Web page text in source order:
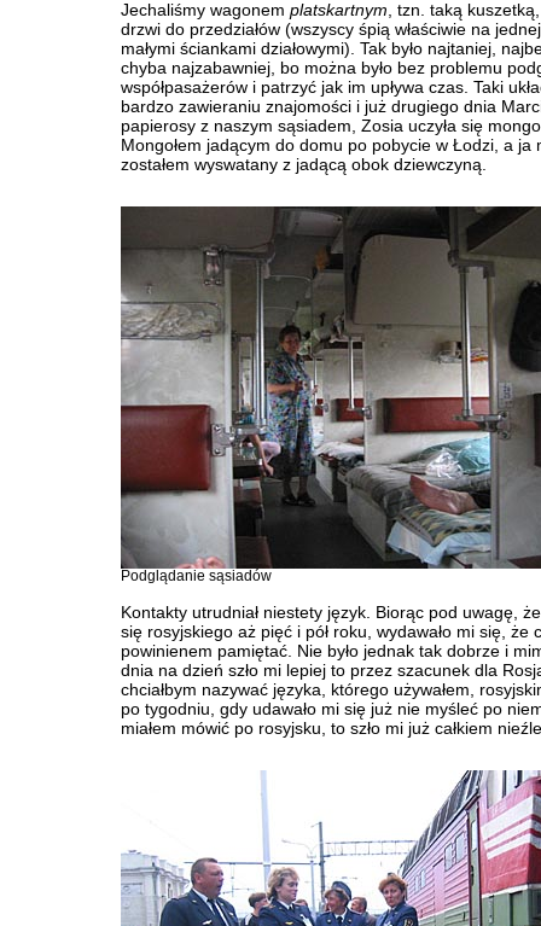
Jechaliśmy wagonem platskartnym, tzn. taką
drzwi do przedziałów (wszyscy śpią właściwie na
małymi ściankami działowymi). Tak było najtaniej,
chyba najzabawniej, bo można było bez problemu
współpasażerów i patrzyć jak im upływa czas. Taki
bardzo zawieraniu znajomości i już drugiego dnia
papierosy z naszym sąsiadem, Zosia uczyła się
Mongołem jadącym do domu po pobycie w Łodzi, a ja
zostałem wyswatany z jadącą obok dziewczyną.
Podglądanie sąsiadów
Kontakty utrudniał niestety język. Biorąc pod uwagę,
się rosyjskiego aż pięć i pół roku, wydawało mi się, że
powinienem pamiętać. Nie było jednak tak dobrze i
dnia na dzień szło mi lepiej to przez szacunek dla
chciałbym nazywać języka, którego używałem,
po tygodniu, gdy udawało mi się już nie myśleć po
miałem mówić po rosyjsku, to szło mi już całkiem